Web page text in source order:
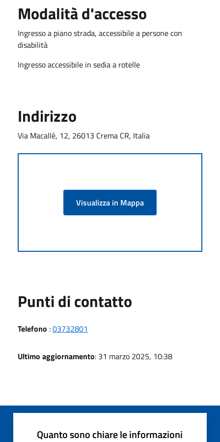
Modalità d'accesso
Ingresso a piano strada, accessibile a persone con
disabilità
Ingresso accessibile in sedia a rotelle
Indirizzo
Via Macallè, 12, 26013 Crema CR, Italia
Visualizza in Mappa
Punti di contatto
Telefono :03732801
Ultimo aggiornamento: 31 marzo 2025, 10:38
Quanto sono chiare le informazioni